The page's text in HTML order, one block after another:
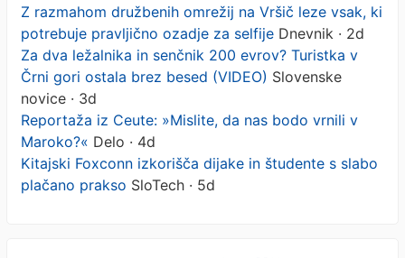
Z razmahom družbenih omrežij na Vršič leze vsak, ki
potrebuje pravljično ozadje za selfije Dnevnik · 2d
Za dva ležalnika in senčnik 200 evrov? Turistka v
Črni gori ostala brez besed (VIDEO) Slovenske
novice · 3d
Reportaža iz Ceute: »Mislite, da nas bodo vrnili v
Maroko?« Delo · 4d
Kitajski Foxconn izkorišča dijake in študente s slabo
plačano prakso SloTech · 5d